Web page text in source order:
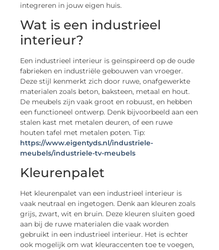
integreren in jouw eigen huis.
Wat is een industrieel
interieur?
Een industrieel interieur is geïnspireerd op de oude
fabrieken en industriële gebouwen van vroeger.
Deze stijl kenmerkt zich door ruwe, onafgewerkte
materialen zoals beton, baksteen, metaal en hout.
De meubels zijn vaak groot en robuust, en hebben
een functioneel ontwerp. Denk bijvoorbeeld aan een
stalen kast met metalen deuren, of een ruwe
houten tafel met metalen poten. Tip:
https://www.eigentyds.nl/industriele-
meubels/industriele-tv-meubels
Kleurenpalet
Het kleurenpalet van een industrieel interieur is
vaak neutraal en ingetogen. Denk aan kleuren zoals
grijs, zwart, wit en bruin. Deze kleuren sluiten goed
aan bij de ruwe materialen die vaak worden
gebruikt in een industrieel interieur. Het is echter
ook mogelijk om wat kleuraccenten toe te voegen,